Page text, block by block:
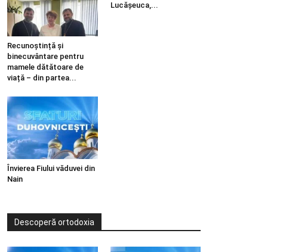
Recunoștință și
binecuvântare pentru
mamele dătătoare de
viață – din partea...
Lucășeuca,...
Învierea Fiului văduvei din
Nain
Descoperă ortodoxia